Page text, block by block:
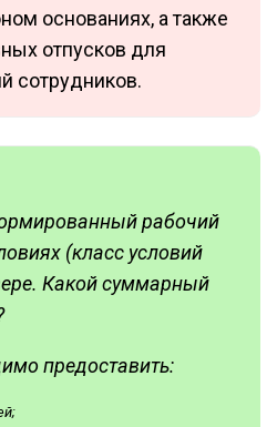
основаниях, а также
отпусков для
сотрудников.
рабочий
(класс условий
Какой суммарный
предоставить: